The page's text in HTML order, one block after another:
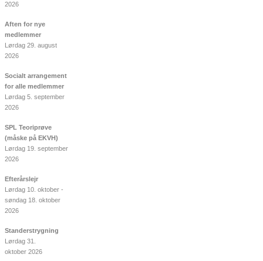
2026
Aften for nye
medlemmer
Lørdag 29. august
2026
Socialt arrangement
for alle medlemmer
Lørdag 5. september
2026
SPL Teoriprøve
(måske på EKVH)
Lørdag 19. september
2026
Efterårslejr
Lørdag 10. oktober -
søndag 18. oktober
2026
Standerstrygning
Lørdag 31.
oktober 2026